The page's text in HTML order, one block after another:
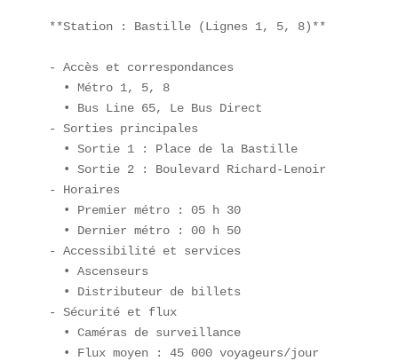
**Station : Bastille (Lignes 1, 5, 8)**
- Accès et correspondances
  • Métro 1, 5, 8
  • Bus Line 65, Le Bus Direct
- Sorties principales
  • Sortie 1 : Place de la Bastille
  • Sortie 2 : Boulevard Richard-Lenoir
- Horaires
  • Premier métro : 05 h 30
  • Dernier métro : 00 h 50
- Accessibilité et services
  • Ascenseurs
  • Distributeur de billets
- Sécurité et flux
  • Caméras de surveillance
  • Flux moyen : 45 000 voyageurs/jour